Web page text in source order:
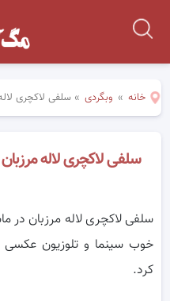
خانه » وبگردی »سلفی لاکچری
سلفی لاکچری لاله
سلفی لاکچری لاله مرزبان در
خوب سینما و تلوزیون
کرد.